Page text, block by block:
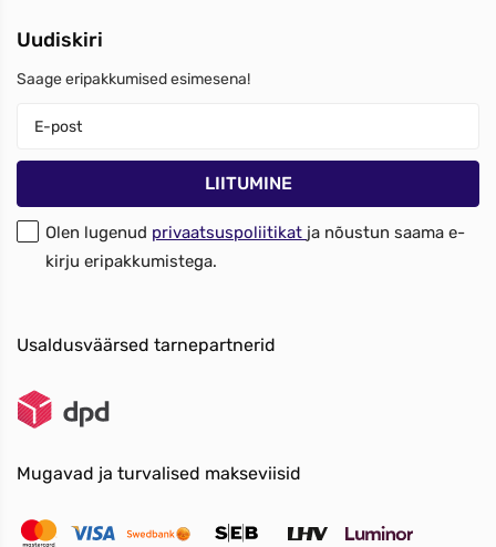
Uudiskiri
Saage eripakkumised esimesena!
Olen lugenud privaatsuspoliitikat ja nõustun saama e-
kirju eripakkumistega.
Usaldusväärsed tarnepartnerid
Mugavad ja turvalised makseviisid